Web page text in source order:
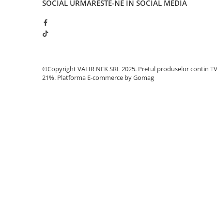
SOCIAL URMARESTE-NE IN SOCIAL MEDIA
©Copyright VALIR NEK SRL 2025. Pretul produselor contin
21%. Platforma E-commerce by Gomag